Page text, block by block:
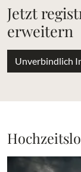
Jetzt
erweitern
Unverbindlich